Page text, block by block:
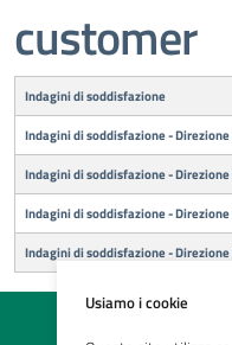
customer
Titolo
Indagini di soddisfazione
Indagini di soddisfazione -
Indagini di soddisfazione -
Indagini di soddisfazione -
Indagini di soddisfazione -
Usiamo i cookie